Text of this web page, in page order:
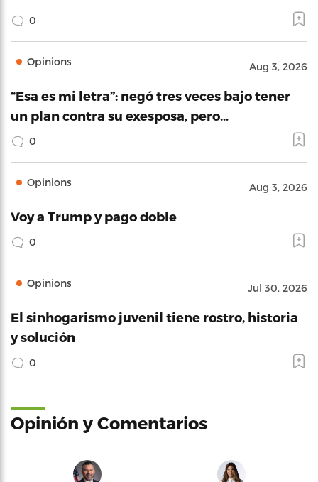
0
Opinions Aug 3, 2026
“Esa es mi letra”: negó tres veces bajo tener
un plan contra su exesposa, pero…
0
Opinions Aug 3, 2026
Voy a Trump y pago doble
0
Opinions Jul 30, 2026
El sinhogarismo juvenil tiene rostro, historia
y solución
0
Opinión y Comentarios